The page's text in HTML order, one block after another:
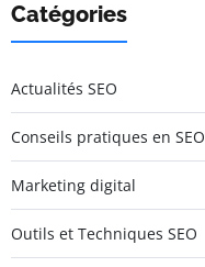
Catégories
Actualités SEO
Conseils pratiques en SEO
Marketing digital
Outils et Techniques SEO